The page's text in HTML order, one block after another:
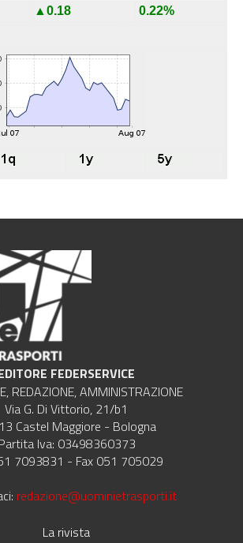
▲0.18 0.22%
FEDERSERVICE
REDAZIONE, AMMINISTRAZIONE
Via G. Di Vittorio, 21/b1
Castel Maggiore - Bologna
Iva: 03498360373
7093831 - Fax 051 705029
redazione@uominietrasporti.it
La rivista